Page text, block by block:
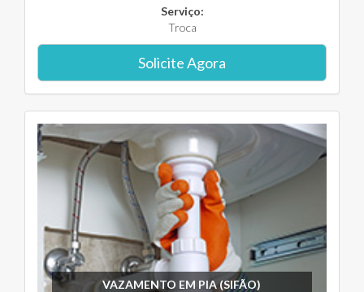
Serviço:
Troca
Solicite Agora
VAZAMENTO EM PIA (SIFÃO)